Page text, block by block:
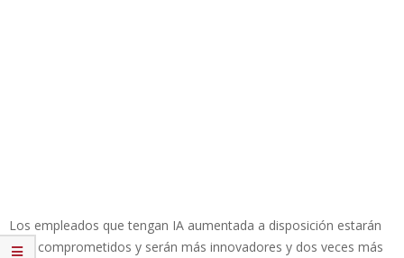
Los empleados que tengan IA aumentada a disposición estarán
más comprometidos y serán más innovadores y dos veces más